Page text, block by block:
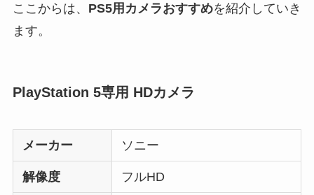
ここからは、 PS5用カメラおすすめを紹介していき
ます。
PlayStation 5専用 HDカメラ
メーカー ソニー
解像度 フルHD